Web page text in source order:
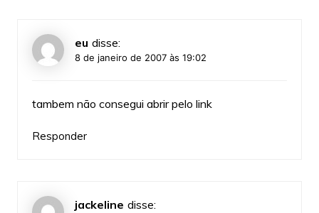
eu disse:
8 de janeiro de 2007 às 19:02
tambem não consegui abrir pelo link
Responder
jackeline disse: